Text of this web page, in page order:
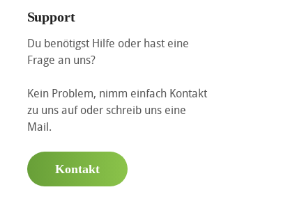
Support
Du benötigst Hilfe oder hast eine
Frage an uns?
Kein Problem, nimm einfach Kontakt
zu uns auf oder schreib uns eine
Mail.
Kontakt